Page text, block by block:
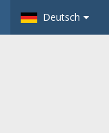
Deutsch